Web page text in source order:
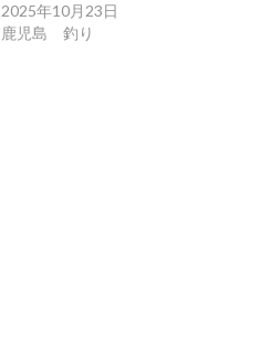
2025年10月23日
鹿児島 釣り